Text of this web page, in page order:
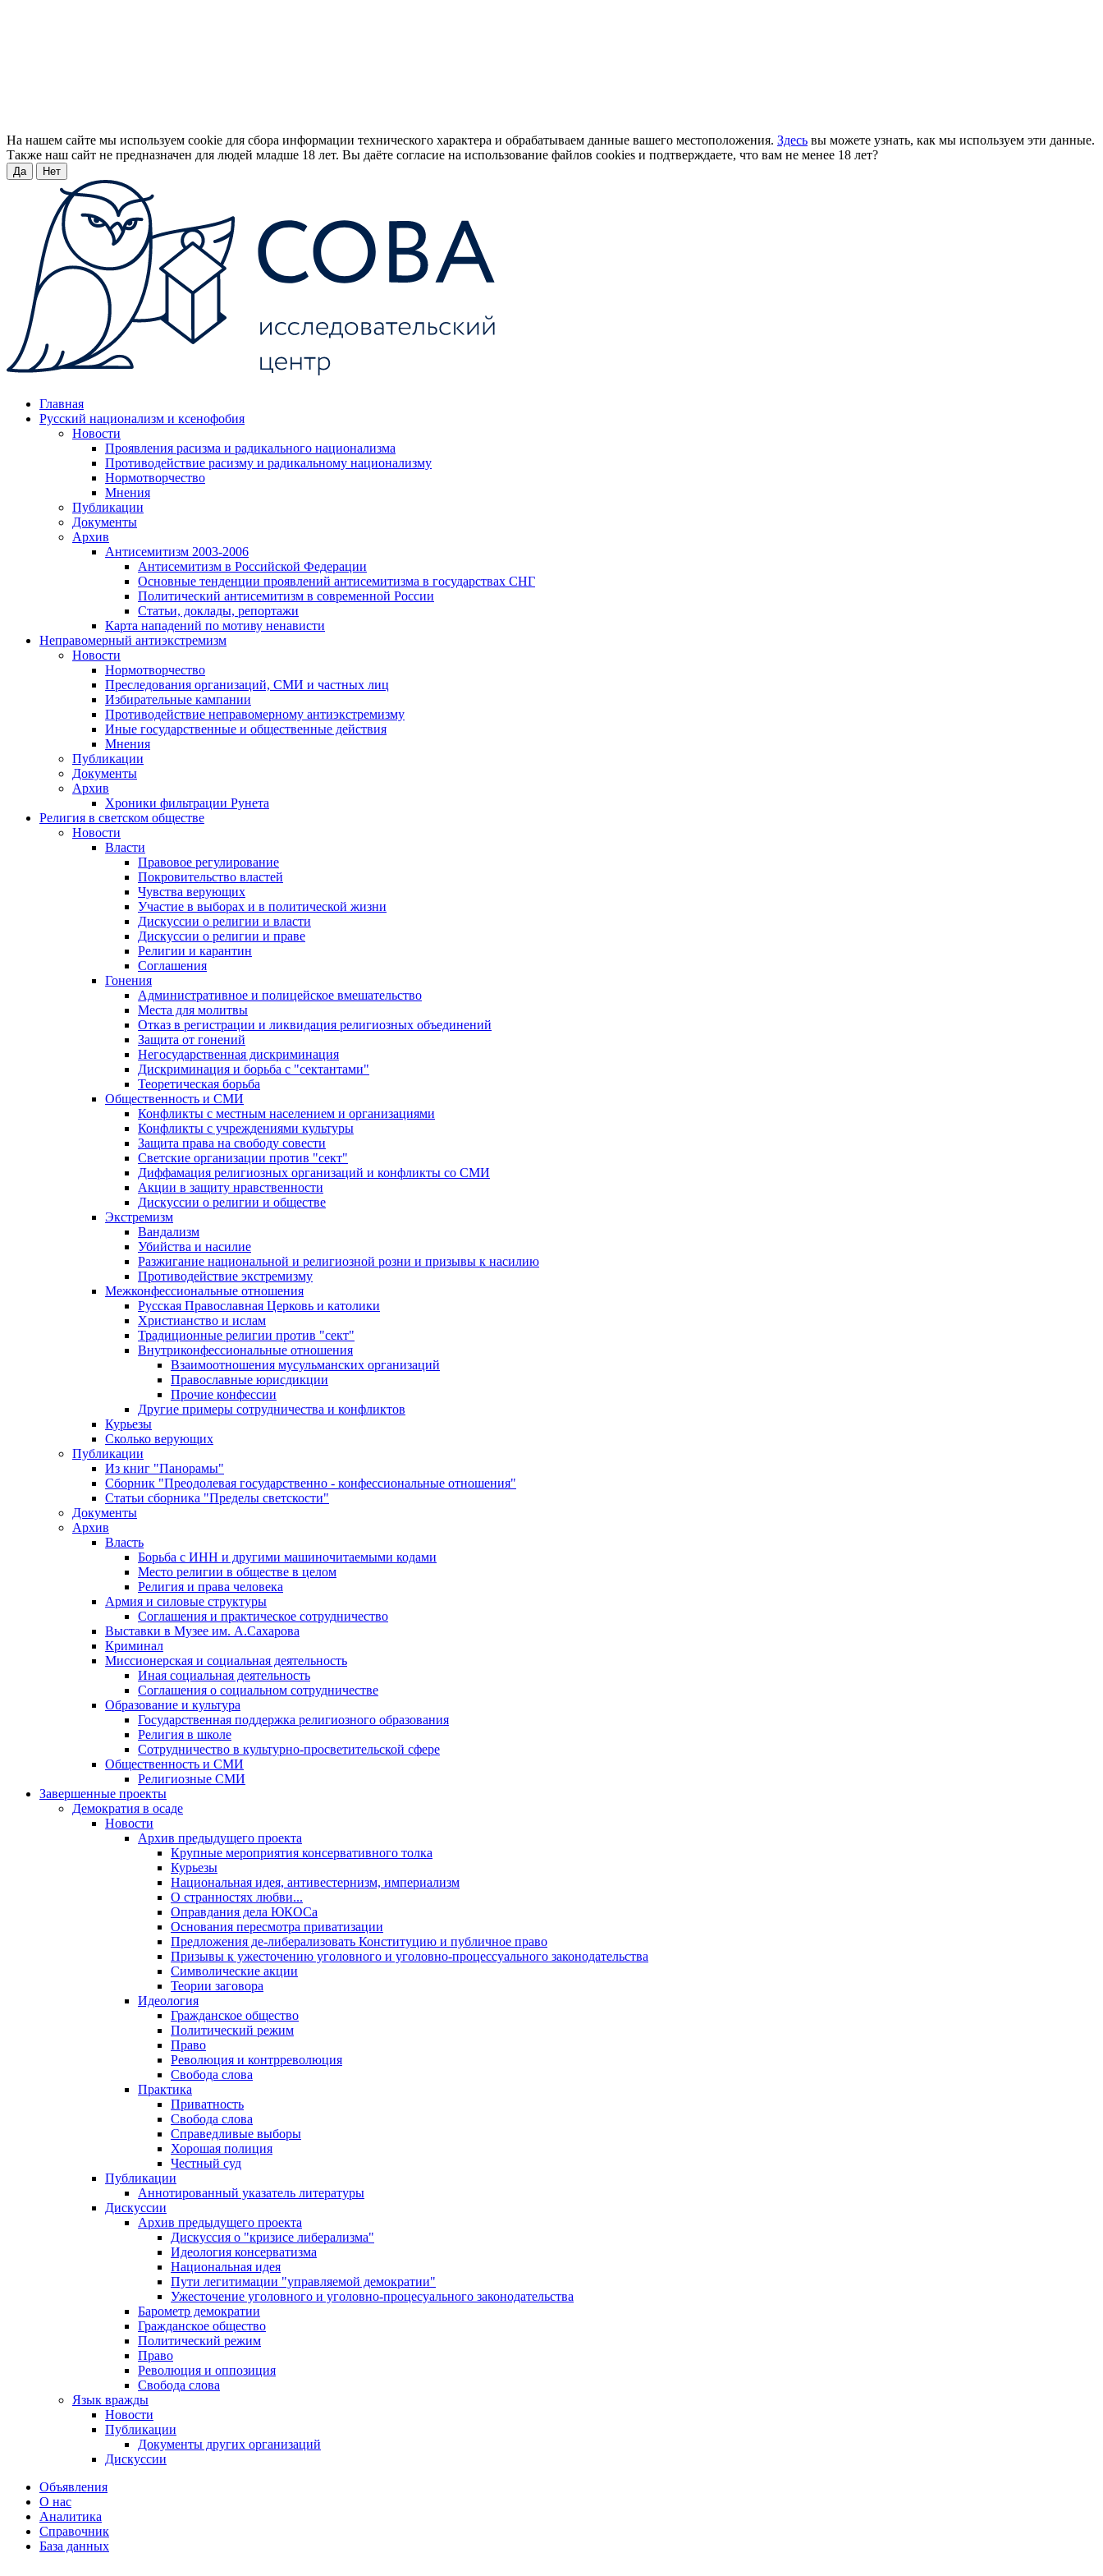
На нашем сайте мы используем cookie для сбора информации технического характера и обрабатываем данные вашего местоположения. Здесь вы можете узнать, как мы используем эти данные.
Также наш сайт не предназначен для людей младше 18 лет. Вы даёте согласие на использование файлов cookies и подтверждаете, что вам не менее 18 лет?
Да Нет
Главная
Русский национализм и ксенофобия
Новости
Проявления расизма и радикального национализма
Противодействие расизму и радикальному национализму
Нормотворчество
Мнения
Публикации
Документы
Архив
Антисемитизм 2003-2006
Антисемитизм в Российской Федерации
Основные тенденции проявлений антисемитизма в государствах СНГ
Политический антисемитизм в современной России
Статьи, доклады, репортажи
Карта нападений по мотиву ненависти
Неправомерный антиэкстремизм
Новости
Нормотворчество
Преследования организаций, СМИ и частных лиц
Избирательные кампании
Противодействие неправомерному антиэкстремизму
Иные государственные и общественные действия
Мнения
Публикации
Документы
Архив
Хроники фильтрации Рунета
Религия в светском обществе
Новости
Власти
Правовое регулирование
Покровительство властей
Чувства верующих
Участие в выборах и в политической жизни
Дискуссии о религии и власти
Дискуссии о религии и праве
Религии и карантин
Соглашения
Гонения
Административное и полицейское вмешательство
Места для молитвы
Отказ в регистрации и ликвидация религиозных объединений
Защита от гонений
Негосударственная дискриминация
Дискриминация и борьба с "сектантами"
Теоретическая борьба
Общественность и СМИ
Конфликты с местным населением и организациями
Конфликты с учреждениями культуры
Защита права на свободу совести
Светские организации против "сект"
Диффамация религиозных организаций и конфликты со СМИ
Акции в защиту нравственности
Дискуссии о религии и обществе
Экстремизм
Вандализм
Убийства и насилие
Разжигание национальной и религиозной розни и призывы к насилию
Противодействие экстремизму
Межконфессиональные отношения
Русская Православная Церковь и католики
Христианство и ислам
Традиционные религии против "сект"
Внутриконфессиональные отношения
Взаимоотношения мусульманских организаций
Православные юрисдикции
Прочие конфессии
Другие примеры сотрудничества и конфликтов
Курьезы
Сколько верующих
Публикации
Из книг "Панорамы"
Сборник "Преодолевая государственно - конфессиональные отношения"
Статьи сборника "Пределы светскости"
Документы
Архив
Власть
Борьба с ИНН и другими машиночитаемыми кодами
Место религии в обществе в целом
Религия и права человека
Армия и силовые структуры
Соглашения и практическое сотрудничество
Выставки в Музее им. А.Сахарова
Криминал
Миссионерская и социальная деятельность
Иная социальная деятельность
Соглашения о социальном сотрудничестве
Образование и культура
Государственная поддержка религиозного образования
Религия в школе
Сотрудничество в культурно-просветительской сфере
Общественность и СМИ
Религиозные СМИ
Завершенные проекты
Демократия в осаде
Новости
Архив предыдущего проекта
Крупные мероприятия консервативного толка
Курьезы
Национальная идея, антивестернизм, империализм
О странностях любви...
Оправдания дела ЮКОСа
Основания пересмотра приватизации
Предложения де-либерализовать Конституцию и публичное право
Призывы к ужесточению уголовного и уголовно-процессуального законодательства
Символические акции
Теории заговора
Идеология
Гражданское общество
Политический режим
Право
Революция и контрреволюция
Свобода слова
Практика
Приватность
Свобода слова
Справедливые выборы
Хорошая полиция
Честный суд
Публикации
Аннотированный указатель литературы
Дискуссии
Архив предыдущего проекта
Дискуссия о "кризисе либерализма"
Идеология консерватизма
Национальная идея
Пути легитимации "управляемой демократии"
Ужесточение уголовного и уголовно-процесуального законодательства
Барометр демократии
Гражданское общество
Политический режим
Право
Революция и оппозиция
Свобода слова
Язык вражды
Новости
Публикации
Документы других организаций
Дискуссии
Объявления
О нас
Аналитика
Справочник
База данных